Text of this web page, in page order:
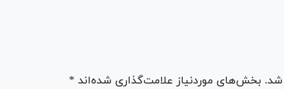
بخش‌های موردنیاز علامت‌گذاری شده‌اند *